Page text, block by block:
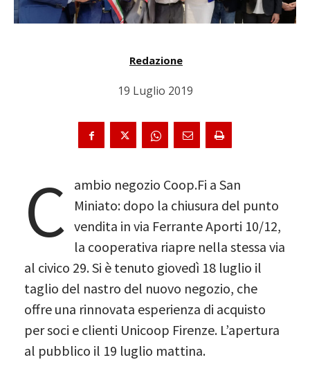
Redazione
19 Luglio 2019
C ambio negozio Coop.Fi a San
Miniato: dopo la chiusura del punto
vendita in via Ferrante Aporti 10/12,
la cooperativa riapre nella stessa via
al civico 29. Si è tenuto giovedì 18 luglio il
taglio del nastro del nuovo negozio, che
offre una rinnovata esperienza di acquisto
per soci e clienti Unicoop Firenze. L’apertura
al pubblico il 19 luglio mattina.